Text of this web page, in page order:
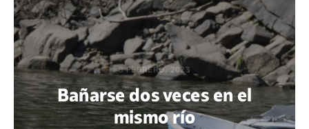
8 FEBRERO, 2023
Bañarse dos veces en el
mismo río